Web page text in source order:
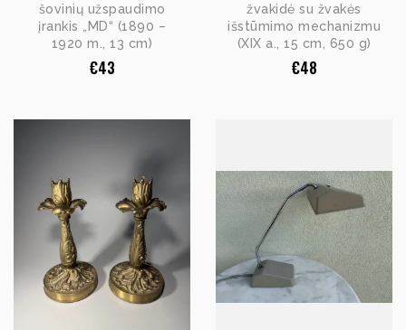
šovinių užspaudimo
įrankis „MD“ (1890 –
1920 m., 13 cm)
€43
žvakidė su žvakės
išstūmimo mechanizmu
(XIX a., 15 cm, 650 g)
€48